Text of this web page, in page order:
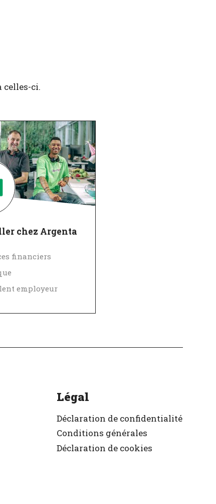
celles-ci.
chez Argenta
financiers
employeur
Légal
Déclaration de confidentialité
Conditions générales
Déclaration de cookies